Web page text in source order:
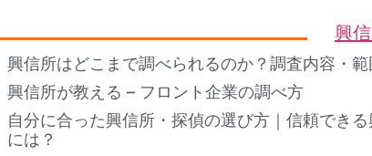
興
興信所はどこまで調べられるのか？調査内容・
興信所が教える – フロント企業の調べ方
自分に合った興信所・探偵の選び方｜信頼でき
には？